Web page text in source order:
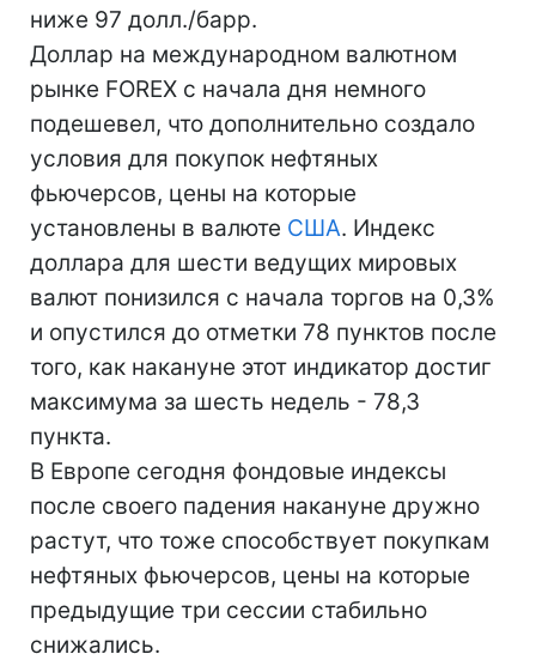
ниже 97 долл./барр.
Доллар на международном валютном
рынке FOREX с начала дня немного
подешевел, что дополнительно создало
условия для покупок нефтяных
фьючерсов, цены на которые
установлены в валюте США. Индекс
доллара для шести ведущих мировых
валют понизился с начала торгов на 0,3%
и опустился до отметки 78 пунктов после
того, как накануне этот индикатор достиг
максимума за шесть недель - 78,3
пункта.
В Европе сегодня фондовые индексы
после своего падения накануне дружно
растут, что тоже способствует покупкам
нефтяных фьючерсов, цены на которые
предыдущие три сессии стабильно
снижались.